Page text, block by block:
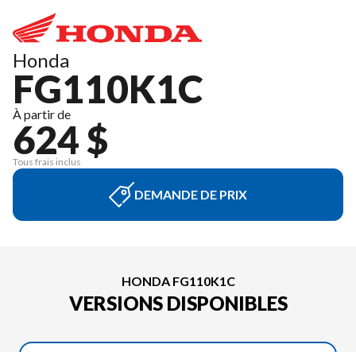
Honda
FG110K1C
À partir de
624 $
Tous frais inclus
DEMANDE DE PRIX
HONDA FG110K1C
VERSIONS DISPONIBLES